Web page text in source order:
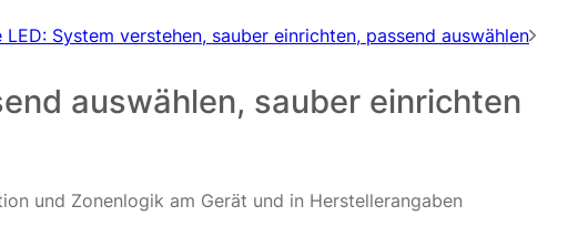
System verstehen, sauber einrichten, passend auswählen
auswählen, sauber einrichten
und Zonenlogik am Gerät und in Herstellerangaben